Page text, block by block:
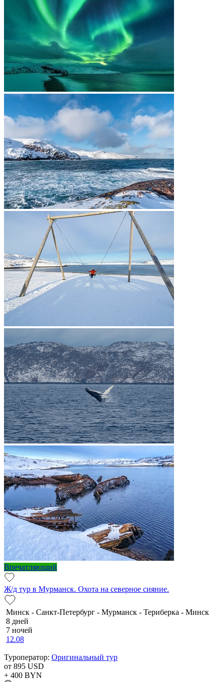
Впечатляющий
Ж/д тур в Мурманск. Охота на северное сияние.
Минск - Санкт-Петербург - Мурманск - Териберка - Минск
8 дней
7 ночей
12.08
Туроператор: Оригинальный тур
от 895 USD
+ 400 BYN